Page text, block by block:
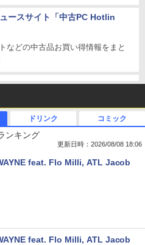
ースサイト「中古PC Hotlin
などの中古品お買い得情報をまと
P40i オフホワイト
P31i ブラック
ンキング
更新日時：2026/08/08 18:06
feat. Flo Milli, ATL Jacob
feat. Flo Milli, ATL Jacob
ドリンク コミック